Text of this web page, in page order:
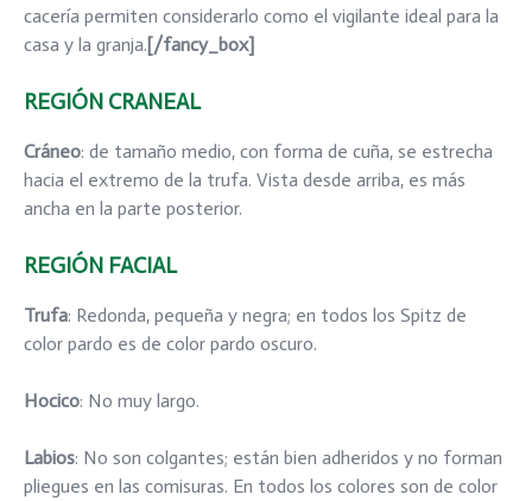
cacería permiten considerarlo como el vigilante ideal para la
casa y la granja.[/fancy_box]
REGIÓN CRANEAL
Cráneo: de tamaño medio, con forma de cuña, se estrecha
hacia el extremo de la trufa. Vista desde arriba, es más
ancha en la parte posterior.
REGIÓN FACIAL
Trufa: Redonda, pequeña y negra; en todos los Spitz de
color pardo es de color pardo oscuro.
Hocico: No muy largo.
Labios: No son colgantes; están bien adheridos y no forman
pliegues en las comisuras. En todos los colores son de color